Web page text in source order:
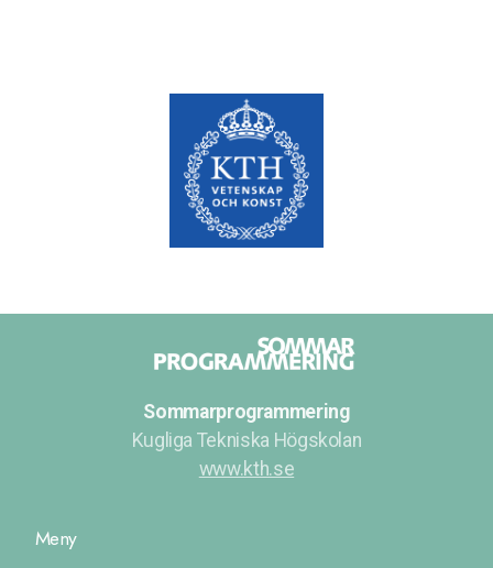
Sommarprogrammering
Kugliga Tekniska Högskolan
www.kth.se
Meny